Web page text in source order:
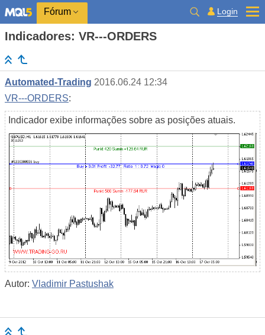
Fórum Login
Indicadores: VR---ORDERS
Automated-Trading 2016.06.24 12:34
VR---ORDERS:
Indicador exibe informações sobre as posições atuais.
Autor: Vladimir Pastushak